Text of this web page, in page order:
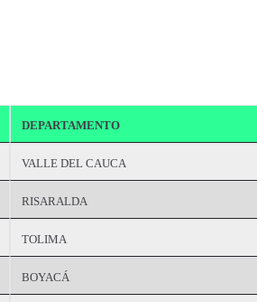
DEPARTAMENTO
VALLE DEL CAUCA
RISARALDA
TOLIMA
BOYACÁ